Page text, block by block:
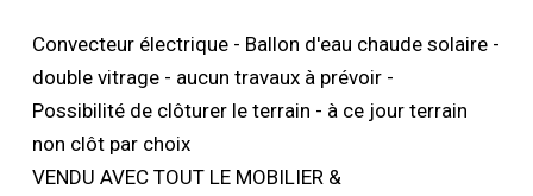
Convecteur électrique - Ballon d'eau chaude solaire -
double vitrage - aucun travaux à prévoir -
Possibilité de clôturer le terrain - à ce jour terrain
non clôt par choix
VENDU AVEC TOUT LE MOBILIER &